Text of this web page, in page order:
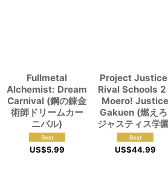
Fullmetal
Alchemist: Dream
Carnival (鋼の錬金
術師ドリームカー
ニバル)
US$5.99
Project
Rival Schools
Moero! Justice
Gakuen (燃え
ジャスティス学
US$44.99